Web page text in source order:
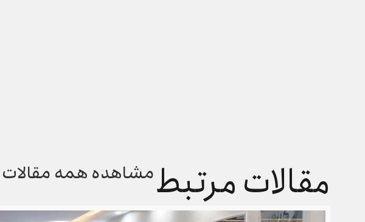
مقالات مرتبطمشاهده همه مقالات